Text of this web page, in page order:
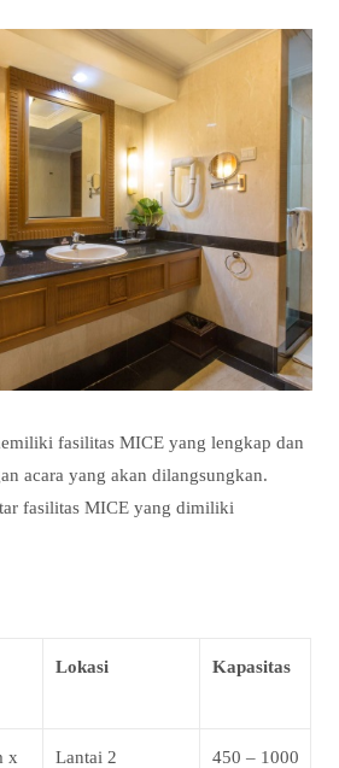
fasilitas MICE yang lengkap dan
acara yang akan dilangsungkan.
fasilitas MICE yang dimiliki
Lokasi Kapasitas
x
Lantai 2 450 – 1000